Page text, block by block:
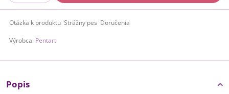
Otázka k produktu Strážny pes Doručenia
Výrobca: Pentart
Popis